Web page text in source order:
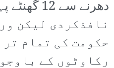
نافذکردی لیکن
حکومت کی تمام
رکاوٹوں کے